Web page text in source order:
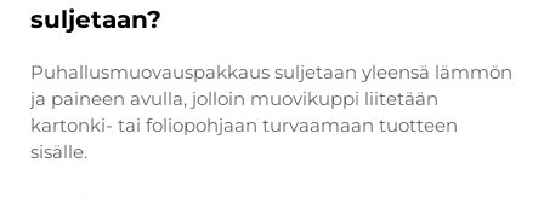
suljetaan?
Puhallusmuovauspakkaus suljetaan yleensä lämmön
ja paineen avulla, jolloin muovikuppi liitetään
kartonki- tai foliopohjaan turvaamaan tuotteen
sisälle.